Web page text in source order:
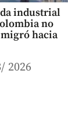
industrial
no
hacia
2026